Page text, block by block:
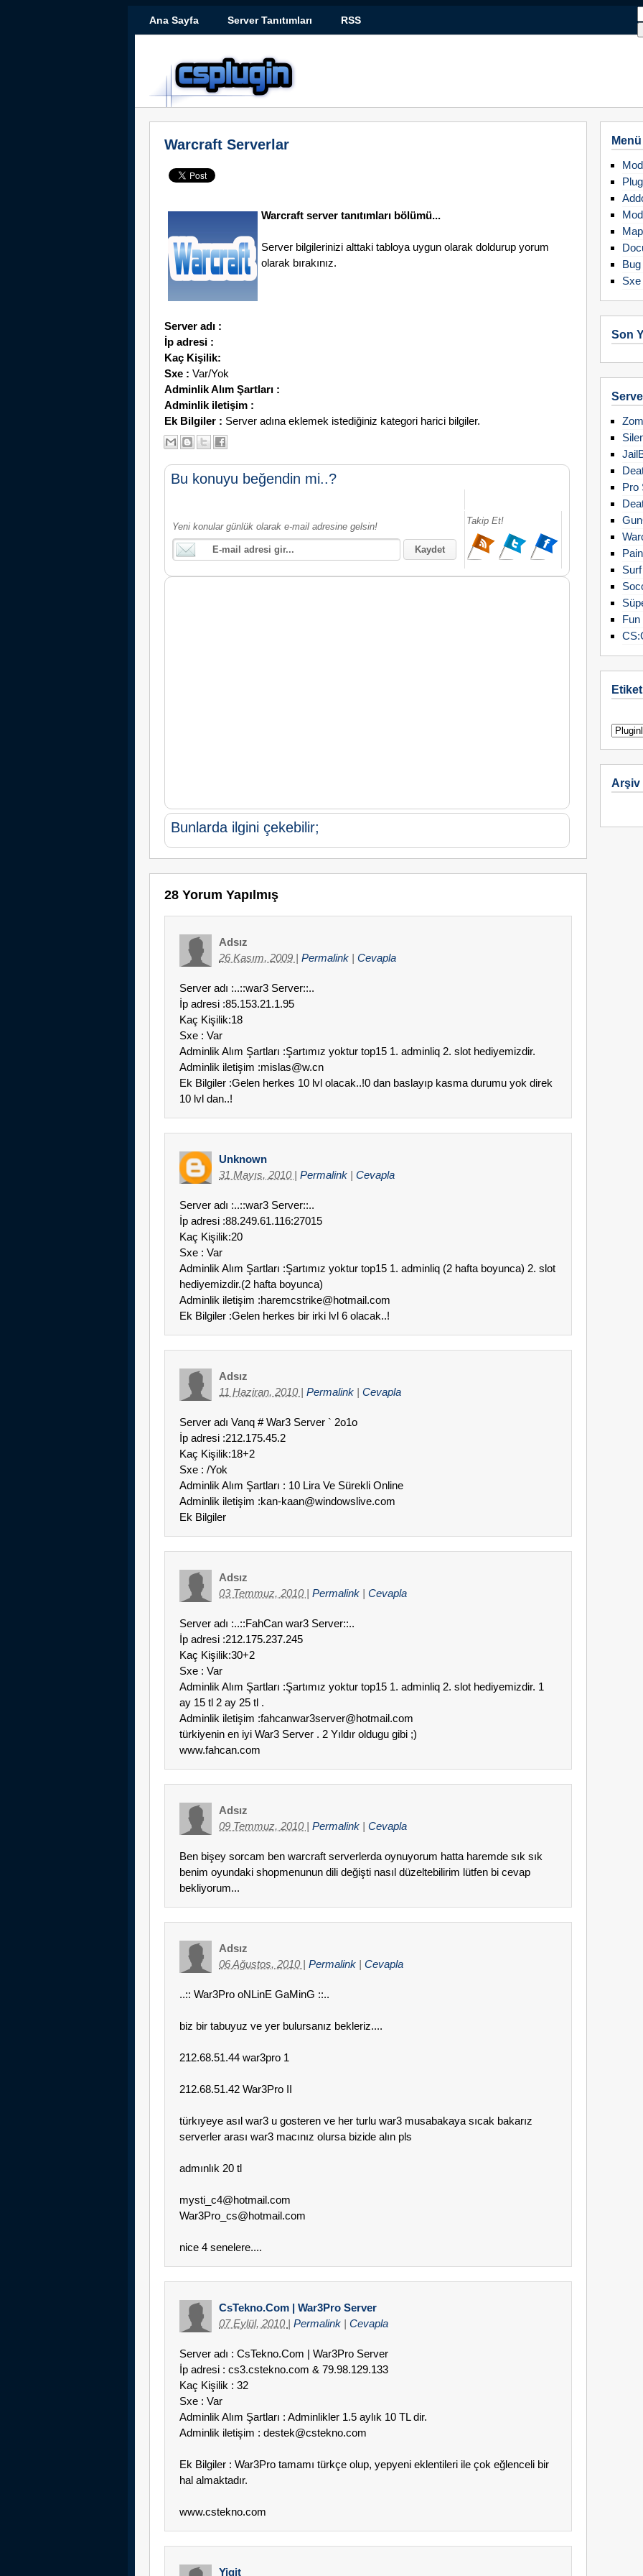
Ana Sayfa Server Tanıtımları RSS
Warcraft Serverlar
Warcraft server tanıtımları bölümü...
Server bilgilerinizi alttaki tabloya uygun olarak doldurup yorum
olarak bırakınız.
Server adı :
İp adresi :
Kaç Kişilik:
Sxe : Var/Yok
Adminlik Alım Şartları :
Adminlik iletişim :
Ek Bilgiler : Server adına eklemek istediğiniz kategori harici bilgiler.
Bu konuyu beğendin mi..?
Yeni konular günlük olarak e-mail adresine gelsin!
Takip Et!
Bunlarda ilgini çekebilir;
28 Yorum Yapılmış
Adsız
26 Kasım, 2009 | Permalink | Cevapla
Server adı :..::war3 Server::..
İp adresi :85.153.21.1.95
Kaç Kişilik:18
Sxe : Var
Adminlik Alım Şartları :Şartımız yoktur top15 1. adminliq 2. slot hediyemizdir.
Adminlik iletişim :mislas@w.cn
Ek Bilgiler :Gelen herkes 10 lvl olacak..!0 dan baslayıp kasma durumu yok direk
10 lvl dan..!
Unknown
31 Mayıs, 2010 | Permalink | Cevapla
Server adı :..::war3 Server::..
İp adresi :88.249.61.116:27015
Kaç Kişilik:20
Sxe : Var
Adminlik Alım Şartları :Şartımız yoktur top15 1. adminliq (2 hafta boyunca) 2. slot
hediyemizdir.(2 hafta boyunca)
Adminlik iletişim :haremcstrike@hotmail.com
Ek Bilgiler :Gelen herkes bir irki lvl 6 olacak..!
Adsız
11 Haziran, 2010 | Permalink | Cevapla
Server adı Vanq # War3 Server ` 2o1o
İp adresi :212.175.45.2
Kaç Kişilik:18+2
Sxe : /Yok
Adminlik Alım Şartları : 10 Lira Ve Sürekli Online
Adminlik iletişim :kan-kaan@windowslive.com
Ek Bilgiler
Adsız
03 Temmuz, 2010 | Permalink | Cevapla
Server adı :..::FahCan war3 Server::..
İp adresi :212.175.237.245
Kaç Kişilik:30+2
Sxe : Var
Adminlik Alım Şartları :Şartımız yoktur top15 1. adminliq 2. slot hediyemizdir. 1
ay 15 tl 2 ay 25 tl .
Adminlik iletişim :fahcanwar3server@hotmail.com
türkiyenin en iyi War3 Server . 2 Yıldır oldugu gibi ;)
www.fahcan.com
Adsız
09 Temmuz, 2010 | Permalink | Cevapla
Ben bişey sorcam ben warcraft serverlerda oynuyorum hatta haremde sık sık
benim oyundaki shopmenunun dili değişti nasıl düzeltebilirim lütfen bi cevap
bekliyorum...
Adsız
06 Ağustos, 2010 | Permalink | Cevapla
..:: War3Pro oNLinE GaMinG ::..
biz bir tabuyuz ve yer bulursanız bekleriz....
212.68.51.44 war3pro 1
212.68.51.42 War3Pro II
türkıyeye asıl war3 u gosteren ve her turlu war3 musabakaya sıcak bakarız
serverler arası war3 macınız olursa bizide alın pls
admınlık 20 tl
mysti_c4@hotmail.com
War3Pro_cs@hotmail.com
nice 4 senelere....
CsTekno.Com | War3Pro Server
07 Eylül, 2010 | Permalink | Cevapla
Server adı : CsTekno.Com | War3Pro Server
İp adresi : cs3.cstekno.com & 79.98.129.133
Kaç Kişilik : 32
Sxe : Var
Adminlik Alım Şartları : Adminlikler 1.5 aylık 10 TL dir.
Adminlik iletişim : destek@cstekno.com
Ek Bilgiler : War3Pro tamamı türkçe olup, yepyeni eklentileri ile çok eğlenceli bir
hal almaktadır.
www.cstekno.com
Yigit
Menü
Sxe
Son
Pro
Arşiv